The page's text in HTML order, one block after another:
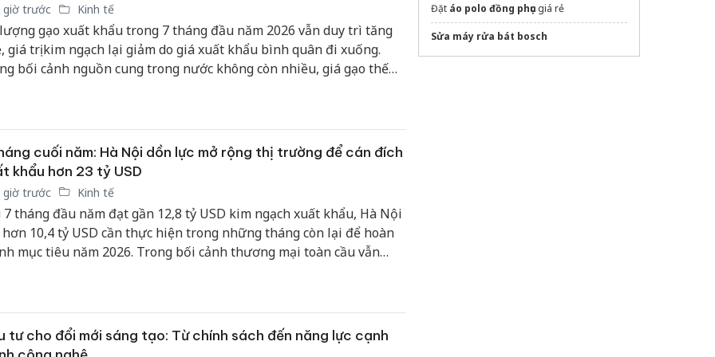
giờ trước Kinh tế
gạo xuất khẩu trong 7 tháng đầu năm 2026 vẫn duy trì tăng
giá trị kim ngạch lại giảm do giá xuất khẩu bình quân đi xuống.
bối cảnh nguồn cung trong nước không còn nhiều, giá gạo thế
định để ngành gạo hoàn thành mục tiêu xuất khẩu cả năm.
cuối năm: Hà Nội dồn lực mở rộng thị trường để cán đích
khẩu hơn 23 tỷ USD
giờ trước Kinh tế
7 tháng đầu năm đạt gần 12,8 tỷ USD kim ngạch xuất khẩu, Hà Nội
hơn 10,4 tỷ USD cần thực hiện trong những tháng còn lại để hoàn
mục tiêu năm 2026. Trong bối cảnh thương mại toàn cầu vẫn
động lực tăng trưởng cho xuất khẩu.
tư cho đổi mới sáng tạo: Từ chính sách đến năng lực cạnh
Đặt áo polo đồng phục giá rẻ
Sửa máy rửa bát bosch